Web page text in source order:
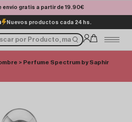
envío gratis a partir de 19.90€
Nuevos productos cada 24 hs.
> Perfume Spectrum by Saphir